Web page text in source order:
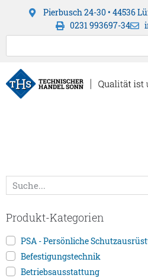
Pierbusch 24-30 • 44536
0231 993697-34
Produkt-Kategorien
PSA - Persönliche
Befestigungstechnik
Betriebsausstattung